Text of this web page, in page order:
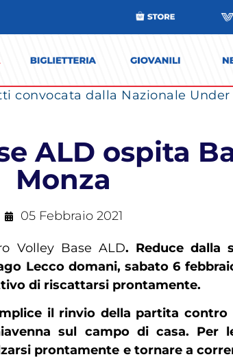
convocata dalla Nazionale
ALD ospita
Monza
05 Febbraio 2021
Volley Base ALD. Reduce dalla
Lecco domani, sabato 6
di riscattarsi prontamente.
il rinvio della partita contro
sul campo di casa. Per
prontamente e tornare a